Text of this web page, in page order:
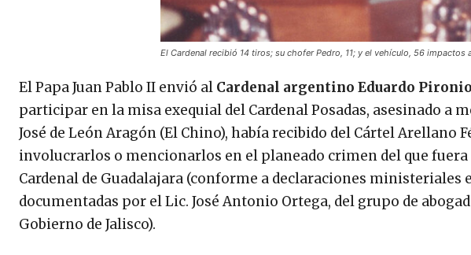
El Cardenal recibió 14 tiros; su chofer Pedro, 11; y el vehículo, 56 impactos
El Papa Juan Pablo II envió al Cardenal argentino Eduardo Pironio
participar en la misa exequial del Cardenal Posadas, asesinado a
José de León Aragón (El Chino), había recibido del Cártel Arellano
involucrarlos o mencionarlos en el planeado crimen del que
Cardenal de Guadalajara (conforme a declaraciones ministeriales
documentadas por el Lic. José Antonio Ortega, del grupo de
Gobierno de Jalisco).